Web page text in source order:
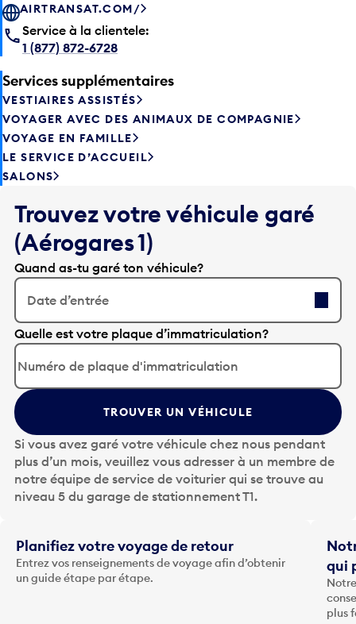
AIRTRANSAT.COM/
Service à la clientele:
1 (877) 872-6728
Services supplémentaires
VESTIAIRES ASSISTÉS
VOYAGER AVEC DES ANIMAUX DE COMPAGNIE
VOYAGE EN FAMILLE
LE SERVICE D’ACCUEIL
SALONS
Trouvez votre véhicule garé
(Aérogares 1)
Quand as-tu garé ton véhicule?
Date d’entrée
A
p
p
u
y
e
z
s
u
r
l
t
o
u
Quelle est votre plaque d’immatriculation?
TROUVER UN VÉHICULE
Si vous avez garé votre véhicule chez nous pendant
plus d’un mois, veuillez vous adresser à un membre de
notre équipe de service de voiturier qui se trouve au
niveau 5 du garage de stationnement T1.
Planifiez votre voyage de retour
Entrez vos renseignements de voyage afin d’obtenir
un guide étape par étape.
qui
plus